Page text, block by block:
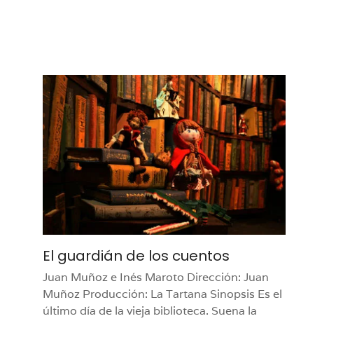
El guardián de los cuentos
Juan Muñoz e Inés Maroto Dirección: Juan
Muñoz Producción: La Tartana Sinopsis Es el
último día de la vieja biblioteca. Suena la